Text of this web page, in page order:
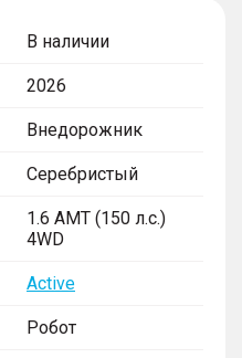
В наличии
2026
Внедорожник
Серебристый
1.6 AMT (150 л.с.)
4WD
Active
Робот